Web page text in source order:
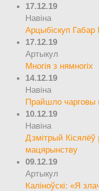
17.12.19
Навіна
Арцыбіскуп Габар
17.12.19
Артыкул
Многія з нямногіх
14.12.19
Навіна
Прайшло чарговы
10.12.19
Навіна
Дзмітрый
мацярынству
09.12.19
Артыкул
Каліноўскі: «Я